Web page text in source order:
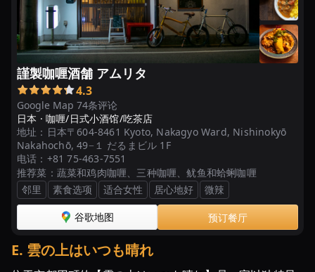
謹製咖喱酒舗 アムリタ
Google Map 74条评论
4.3
日本 · 咖喱/日式小酒馆/吃茶店
地址： 日本〒604-8461 Kyoto, Nakagyo Ward, Nishinokyō
Nakahochō, 49−１ だるまビル 1F
电话： +81 75-463-7551
推荐菜： 蔬菜和鸡肉咖喱、三种咖喱、鱿鱼和蛤蜊咖喱
邻里
素食选项 适合女性 居心地好 微辣
谷歌地图 预订餐厅
E. 雲の上はいつも晴れ